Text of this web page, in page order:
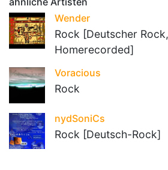
Wender
Rock [Deutscher
Homerecorded]
Voracious
Rock
nydSoniCs
Rock [Deutsch-Rock]